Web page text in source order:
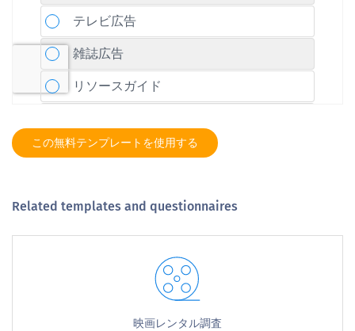
この無料テンプレートを使用する
Related templates and questionnaires
映画レンタル調査